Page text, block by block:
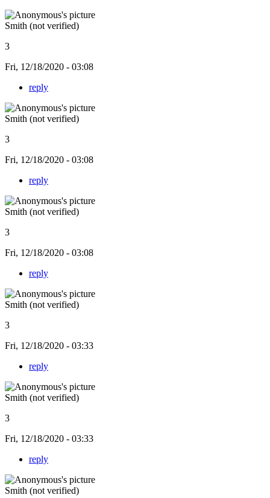
Smith (not verified)
3
Fri, 12/18/2020 - 03:08
reply
Smith (not verified)
3
Fri, 12/18/2020 - 03:08
reply
Smith (not verified)
3
Fri, 12/18/2020 - 03:08
reply
Smith (not verified)
3
Fri, 12/18/2020 - 03:33
reply
Smith (not verified)
3
Fri, 12/18/2020 - 03:33
reply
Smith (not verified)